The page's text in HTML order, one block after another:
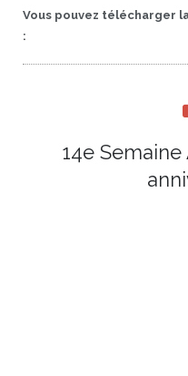
Vous pouvez télécharger
:
14e